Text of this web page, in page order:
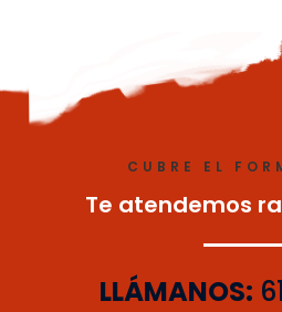
CUBRE EL
Te atendemos
LLÁMANOS: